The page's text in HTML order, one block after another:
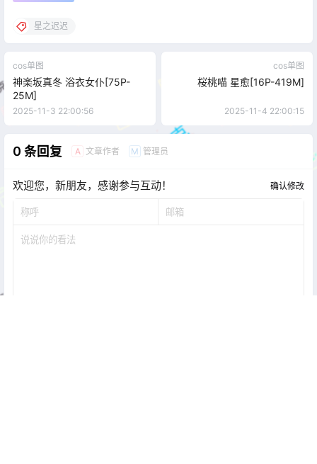
星之迟迟
cos单图
神楽坂真冬 浴衣女仆[75P-
25M]
2025-11-3 22:00:56
cos单图
桜桃喵 星愈[16P-419M]
2025-11-4 22:00:15
0 条回复 A 文章作者 M 管理员
欢迎您，新朋友，感谢参与互动！ 确认修改